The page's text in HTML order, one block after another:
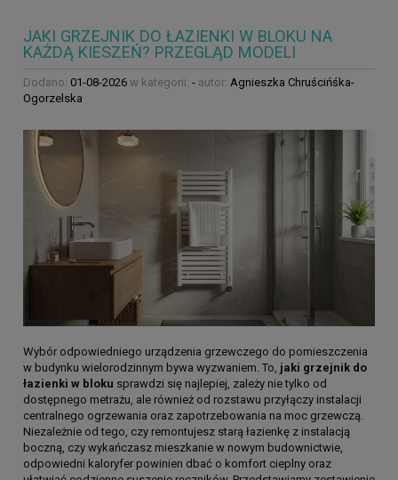
JAKI GRZEJNIK DO ŁAZIENKI W BLOKU NA
KAŻDĄ KIESZEŃ? PRZEGLĄD MODELI
Dodano: 01-08-2026 w kategorii: - autor: Agnieszka Chruścińśka-
Ogorzelska
Wybór odpowiedniego urządzenia grzewczego do pomieszczenia
w budynku wielorodzinnym bywa wyzwaniem. To, jaki grzejnik do
łazienki w bloku sprawdzi się najlepiej, zależy nie tylko od
dostępnego metrażu, ale również od rozstawu przyłączy instalacji
centralnego ogrzewania oraz zapotrzebowania na moc grzewczą.
Niezależnie od tego, czy remontujesz starą łazienkę z instalacją
boczną, czy wykańczasz mieszkanie w nowym budownictwie,
odpowiedni kaloryfer powinien dbać o komfort cieplny oraz